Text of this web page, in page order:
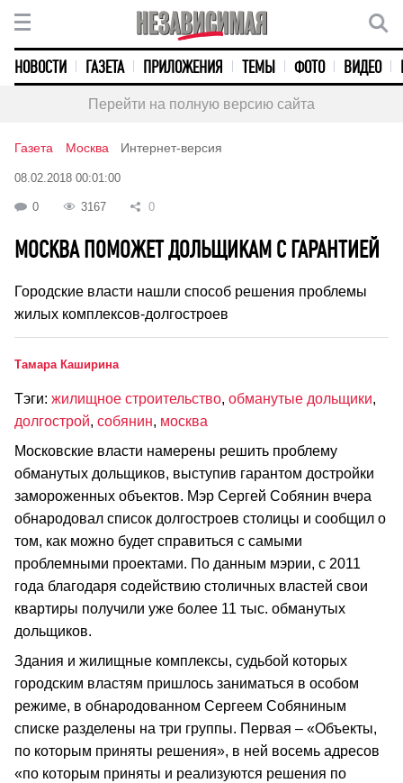
НОВОСТИ ГАЗЕТА ПРИЛОЖЕНИЯ ТЕМЫ ФОТО ВИДЕО
Перейти на полную версию сайта
Газета Москва Интернет-версия
08.02.2018 00:01:00
0 3167 0
МОСКВА ПОМОЖЕТ ДОЛЬЩИКАМ С ГАРАНТИЕЙ
Городские власти нашли способ решения проблемы
жилых комплексов-долгостроев
Тамара Каширина
Тэги: жилищное строительство, обманутые дольщики,
долгострой, собянин, москва
Московские власти намерены решить проблему
обманутых дольщиков, выступив гарантом достройки
замороженных объектов. Мэр Сергей Собянин вчера
обнародовал список долгостроев столицы и сообщил о
том, как можно будет справиться с самыми
проблемными проектами. По данным мэрии, с 2011
года благодаря содействию столичных властей свои
квартиры получили уже более 11 тыс. обманутых
дольщиков.
Здания и жилищные комплексы, судьбой которых
городским властям пришлось заниматься в особом
режиме, в обнародованном Сергеем Собяниным
списке разделены на три группы. Первая – «Объекты,
по которым приняты решения», в ней восемь адресов
«по которым приняты и реализуются решения по